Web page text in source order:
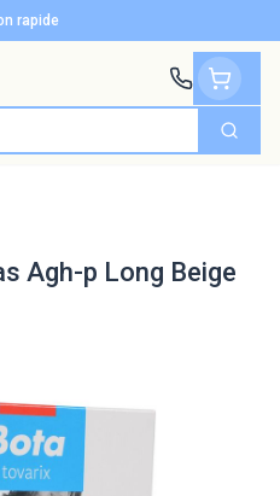
rapide
Agh-p Long Beige